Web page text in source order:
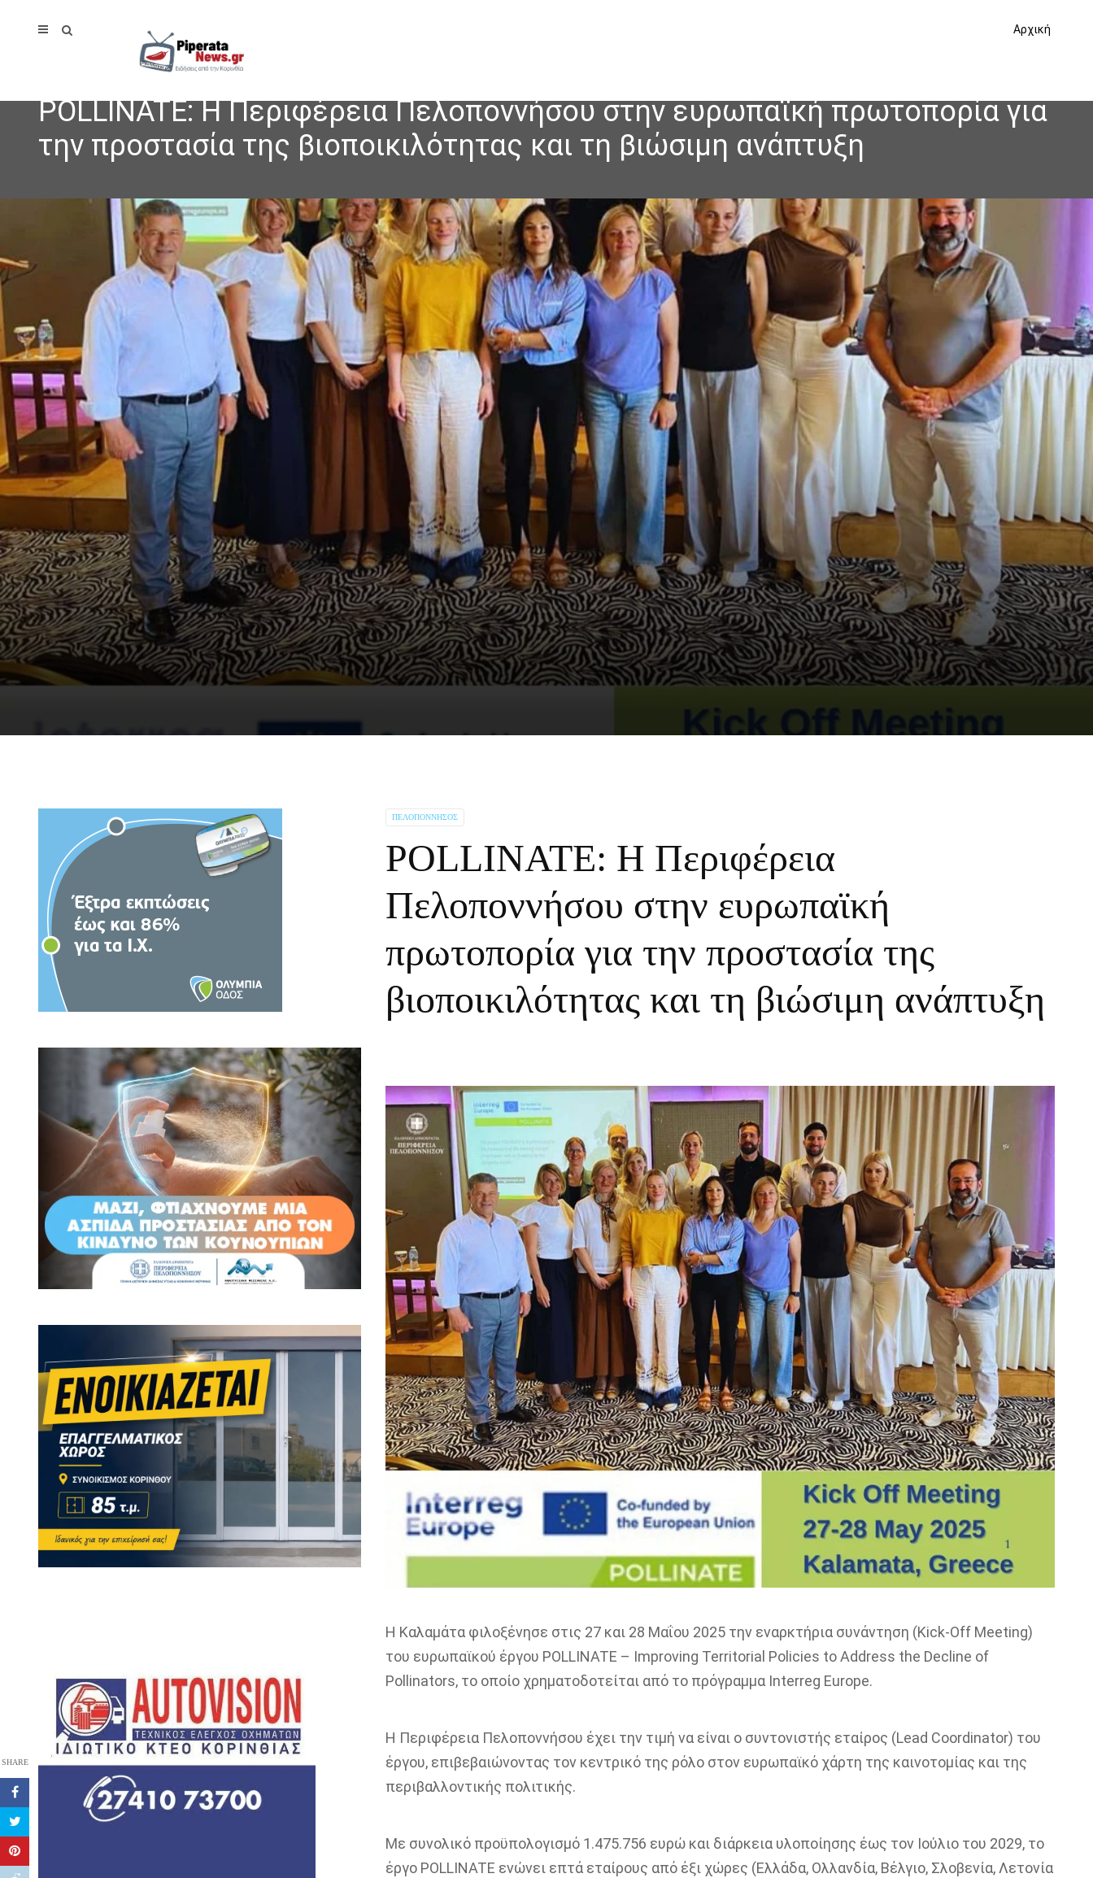
Αρχική
POLLINATE: Η Περιφέρεια Πελοποννήσου στην ευρωπαϊκή πρωτοπορία για
την προστασία της βιοποικιλότητας και τη βιώσιμη ανάπτυξη
ΠΕΛΟΠΌΝΝΗΣΟΣ
POLLINATE: Η Περιφέρεια
Πελοποννήσου στην ευρωπαϊκή
πρωτοπορία για την προστασία της
βιοποικιλότητας και τη βιώσιμη ανάπτυξη
SHARE
Η Καλαμάτα φιλοξένησε στις 27 και 28 Μαΐου 2025 την εναρκτήρια συνάντηση (Kick-Off Meeting)
του ευρωπαϊκού έργου POLLINATE – Improving Territorial Policies to Address the Decline of
Pollinators, το οποίο χρηματοδοτείται από το πρόγραμμα Interreg Europe.
Η Περιφέρεια Πελοποννήσου έχει την τιμή να είναι ο συντονιστής εταίρος (Lead Coordinator) του
έργου, επιβεβαιώνοντας τον κεντρικό της ρόλο στον ευρωπαϊκό χάρτη της καινοτομίας και της
περιβαλλοντικής πολιτικής.
Με συνολικό προϋπολογισμό 1.475.756 ευρώ και διάρκεια υλοποίησης έως τον Ιούλιο του 2029, το
έργο POLLINATE ενώνει επτά εταίρους από έξι χώρες (Ελλάδα, Ολλανδία, Βέλγιο, Σλοβενία, Λετονία